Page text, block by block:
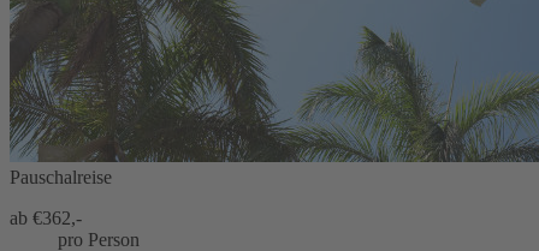
Pauschalreise
ab €362,-
pro Person